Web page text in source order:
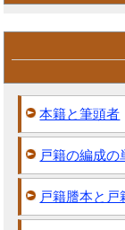
本籍と筆頭者
戸籍の編成の
戸籍謄本と戸